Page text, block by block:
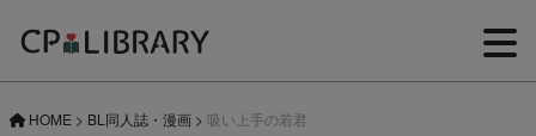
HOME > BL同人誌・漫画 > 吸い上手の若君